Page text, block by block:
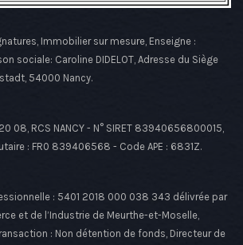
Immobilier sur mesure, Enseigne :
sociale: Caroline DIDELOT, Adresse du Siège
54000 Nancy.
08, RCS NANCY - N° SIRET 83940656800015,
: FR0 839406568 - Code APE : 6831Z.
: 5401 2018 000 038 343 délivrée par
et de l’Industrie de Meurthe-et-Moselle,
: Non détention de fonds, Directeur de